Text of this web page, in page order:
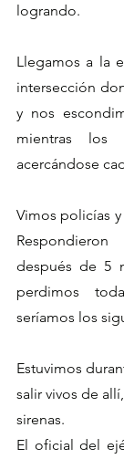
logrando.
Llegamos a la
intersección
y nos
mientras los
acercándose
Vimos policías
después de 5
perdimos
seríamos los
Estuvimos
salir vivos de
sirenas.
El oficial del